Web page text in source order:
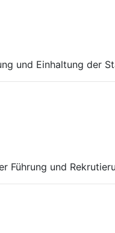
und Einhaltung der
Führung und